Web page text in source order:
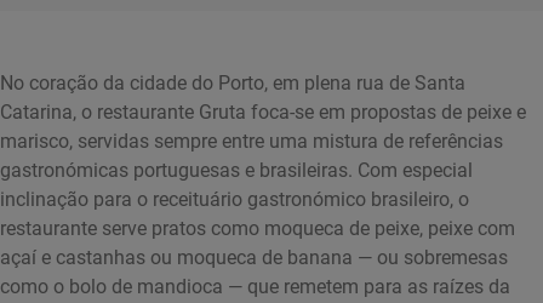
No coração da cidade do Porto, em plena rua de Santa
Catarina, o restaurante Gruta foca-se em propostas de peixe e
marisco, servidas sempre entre uma mistura de referências
gastronómicas portuguesas e brasileiras. Com especial
inclinação para o receituário gastronómico brasileiro, o
restaurante serve pratos como moqueca de peixe, peixe com
açaí e castanhas ou moqueca de banana — ou sobremesas
como o bolo de mandioca — que remetem para as raízes da